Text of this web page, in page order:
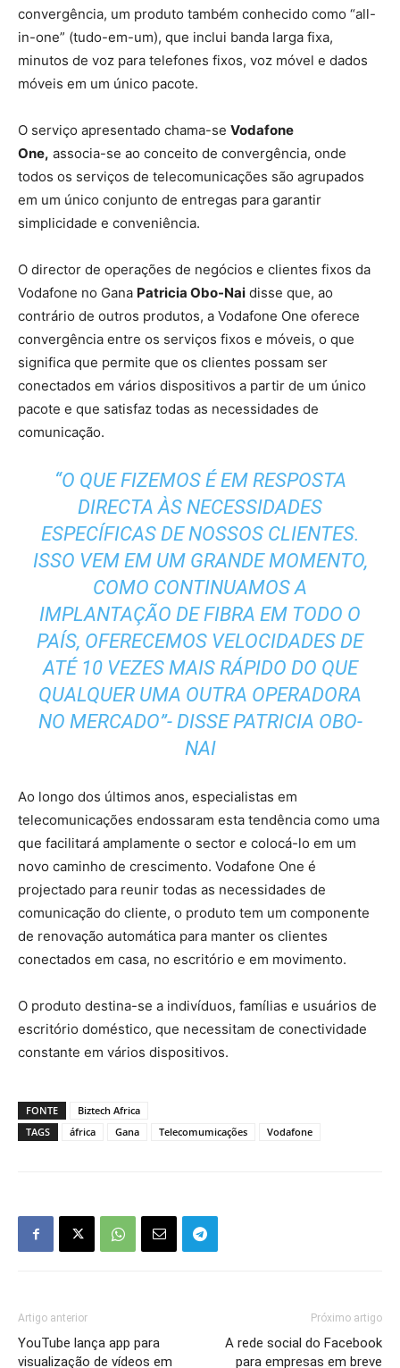
convergência, um produto também conhecido como “all-
in-one” (tudo-em-um), que inclui banda larga fixa,
minutos de voz para telefones fixos, voz móvel e dados
móveis em um único pacote.
O serviço apresentado chama-se Vodafone
One, associa-se ao conceito de convergência, onde
todos os serviços de telecomunicações são agrupados
em um único conjunto de entregas para garantir
simplicidade e conveniência.
O director de operações de negócios e clientes fixos da
Vodafone no Gana Patricia Obo-Nai disse que, ao
contrário de outros produtos, a Vodafone One oferece
convergência entre os serviços fixos e móveis, o que
significa que permite que os clientes possam ser
conectados em vários dispositivos a partir de um único
pacote e que satisfaz todas as necessidades de
comunicação.
“O QUE FIZEMOS É EM RESPOSTA
DIRECTA ÀS NECESSIDADES
ESPECÍFICAS DE NOSSOS CLIENTES.
ISSO VEM EM UM GRANDE MOMENTO,
COMO CONTINUAMOS A
IMPLANTAÇÃO DE FIBRA EM TODO O
PAÍS, OFERECEMOS VELOCIDADES DE
ATÉ 10 VEZES MAIS RÁPIDO DO QUE
QUALQUER UMA OUTRA OPERADORA
NO MERCADO”- DISSE PATRICIA OBO-
NAI
Ao longo dos últimos anos, especialistas em
telecomunicações endossaram esta tendência como uma
que facilitará amplamente o sector e colocá-lo em um
novo caminho de crescimento. Vodafone One é
projectado para reunir todas as necessidades de
comunicação do cliente, o produto tem um componente
de renovação automática para manter os clientes
conectados em casa, no escritório e em movimento.
O produto destina-se a indivíduos, famílias e usuários de
escritório doméstico, que necessitam de conectividade
constante em vários dispositivos.
FONTE
Biztech Africa
TAGS
áfrica Gana Telecomumicações Vodafone
Artigo anterior
YouTube lança app para
visualização de vídeos em
Próximo artigo
A rede social do Facebook
para empresas em breve